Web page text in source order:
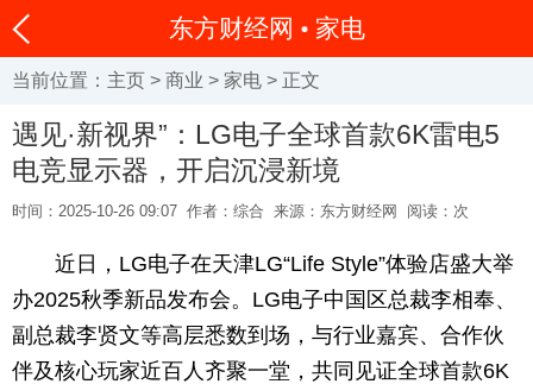
东方财经网 家电
当前位置： 主页 > 商业 > 家电 > 正文
遇见·新视界”：LG电子全球首款6K雷电5
电竞显示器，开启沉浸新境
时间：2025-10-26 09:07 作者：综合 来源：东方财经网 阅读： 次
近日，LG电子在天津LG“Life Style”体验店盛大举
办2025秋季新品发布会。LG电子中国区总裁李相奉、
副总裁李贤文等高层悉数到场，与行业嘉宾、合作伙
伴及核心玩家近百人齐聚一堂，共同见证全球首款6K